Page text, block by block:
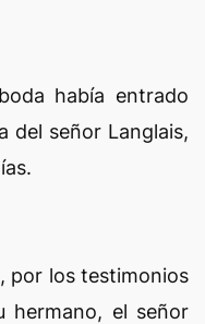
había entrado
del señor Langlais,
por los testimonios
hermano, el señor